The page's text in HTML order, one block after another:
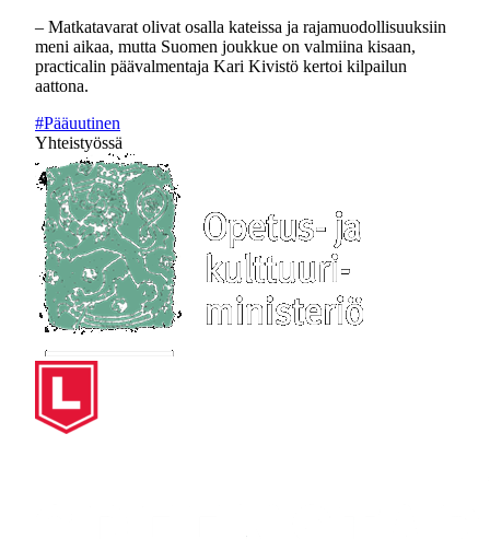
– Matkatavarat olivat osalla kateissa ja rajamuodollisuuksiin
meni aikaa, mutta Suomen joukkue on valmiina kisaan,
practicalin päävalmentaja Kari Kivistö kertoi kilpailun
aattona.
#Pääuutinen
Yhteistyössä